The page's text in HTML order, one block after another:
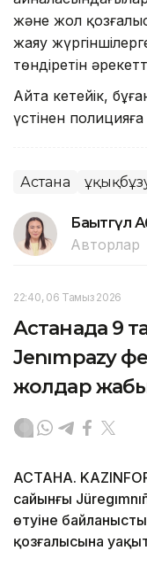
және жол
жаяу
төндіретін
Айта кетейік,
үстінен
Астана
Бақытгүл
Авторлар
22:40, 06 Тамыз 2026
Астанада 9
Jenımpazy
жолдар
АСТАНА.
сайынғы
өтуіне
қозғалысына